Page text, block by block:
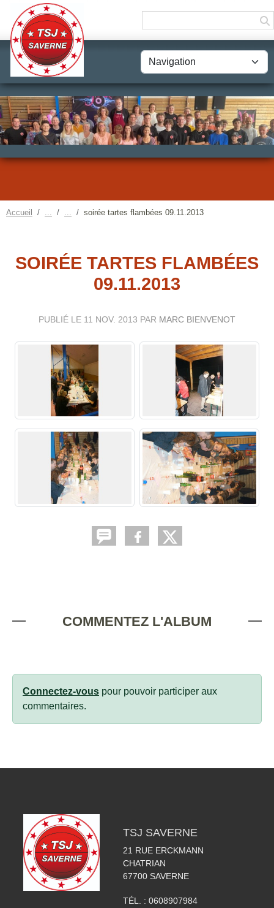
Accueil soirée tartes flambées 09.11.2013
SOIRÉE TARTES FLAMBÉES
09.11.2013
PUBLIÉ LE 11 NOV. 2013 PAR MARC BIENVENOT
COMMENTEZ L'ALBUM
Connectez-vous pour pouvoir participer aux
commentaires.
TSJ SAVERNE
21 RUE ERCKMANN
CHATRIAN
67700 SAVERNE
TÉL. : 0608907984
Panneau de gestion des cookies